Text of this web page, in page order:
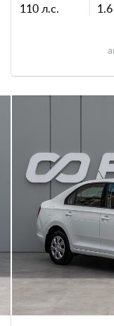
110 л.с.